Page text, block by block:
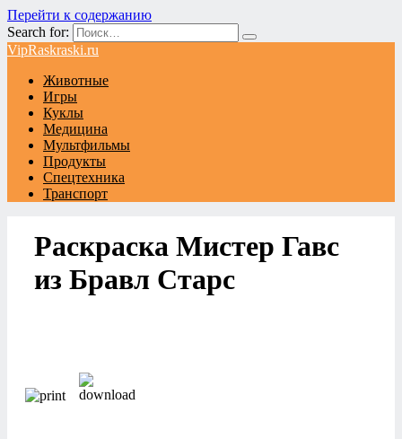
Перейти к содержанию
Search for:
VipRaskraski.ru
Животные
Игры
Куклы
Медицина
Мультфильмы
Продукты
Спецтехника
Транспорт
Раскраска Мистер Гавс
из Бравл Старс